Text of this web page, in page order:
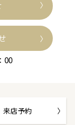
00
来店予約